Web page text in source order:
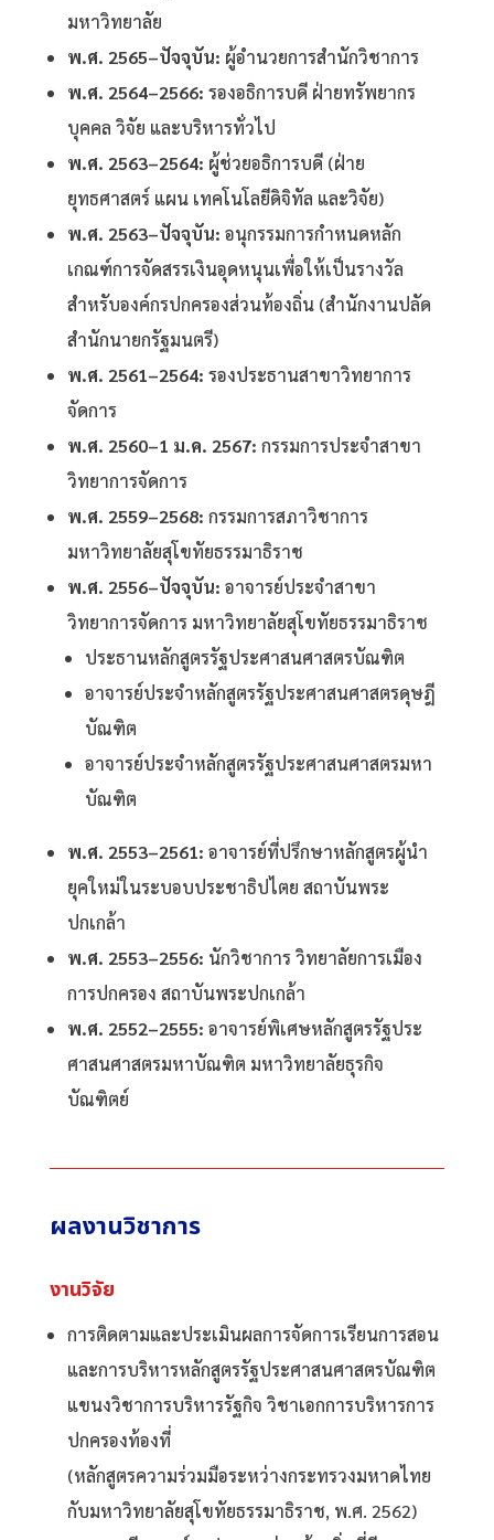
มหาวิทยาลัย
พ.ศ. 2565–ปัจจุบัน: ผู้อำนวยการสำนักวิชาการ
พ.ศ. 2564–2566: รองอธิการบดี ฝ่ายทรัพยากร
บุคคล วิจัย และบริหารทั่วไป
พ.ศ. 2563–2564: ผู้ช่วยอธิการบดี (ฝ่าย
ยุทธศาสตร์ แผน เทคโนโลยีดิจิทัล และวิจัย)
พ.ศ. 2563–ปัจจุบัน: อนุกรรมการกำหนดหลัก
เกณฑ์การจัดสรรเงินอุดหนุนเพื่อให้เป็นรางวัล
สำหรับองค์กรปกครองส่วนท้องถิ่น (สำนักงานปลัด
สำนักนายกรัฐมนตรี)
พ.ศ. 2561–2564: รองประธานสาขาวิทยาการ
จัดการ
พ.ศ. 2560–1 ม.ค. 2567: กรรมการประจำสาขา
วิทยาการจัดการ
พ.ศ. 2559–2568: กรรมการสภาวิชาการ
มหาวิทยาลัยสุโขทัยธรรมาธิราช
พ.ศ. 2556–ปัจจุบัน: อาจารย์ประจำสาขา
วิทยาการจัดการ มหาวิทยาลัยสุโขทัยธรรมาธิราช
ประธานหลักสูตรรัฐประศาสนศาสตรบัณฑิต
อาจารย์ประจำหลักสูตรรัฐประศาสนศาสตรดุษฎี
บัณฑิต
อาจารย์ประจำหลักสูตรรัฐประศาสนศาสตรมหา
บัณฑิต
พ.ศ. 2553–2561: อาจารย์ที่ปรึกษาหลักสูตรผู้นำ
ยุคใหม่ในระบอบประชาธิปไตย สถาบันพระ
ปกเกล้า
พ.ศ. 2553–2556: นักวิชาการ วิทยาลัยการเมือง
การปกครอง สถาบันพระปกเกล้า
พ.ศ. 2552–2555: อาจารย์พิเศษหลักสูตรรัฐประ
ศาสนศาสตรมหาบัณฑิต มหาวิทยาลัยธุรกิจ
บัณฑิตย์
ผลงานวิชาการ
งานวิจัย
การติดตามและประเมินผลการจัดการเรียนการสอน
และการบริหารหลักสูตรรัฐประศาสนศาสตรบัณฑิต
แขนงวิชาการบริหารรัฐกิจ วิชาเอกการบริหารการ
ปกครองท้องที่
(หลักสูตรความร่วมมือระหว่างกระทรวงมหาดไทย
กับมหาวิทยาลัยสุโขทัยธรรมาธิราช, พ.ศ. 2562)